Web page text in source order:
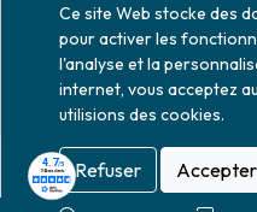
Horaires d'ouverture
Lundi : 10h30 - 20h00
Mardi au vendredi : 9h00 -
20h00
Samedi : 9h30 - 20h00
Ce site Web stocke des
pour activer les
l'analyse et la
internet, vous acceptez
utilisions des cookies.
Refuser Accepter